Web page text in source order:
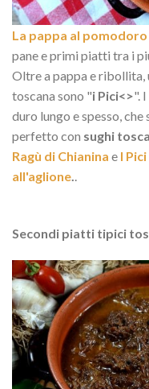
La pappa al pomodoro
pane e primi piatti tra i
Oltre a pappa e
toscana sono "i Pici<>".
duro lungo e spesso,
perfetto con sughi
Ragù di Chianina e I
all'aglione..
Secondi piatti tipici